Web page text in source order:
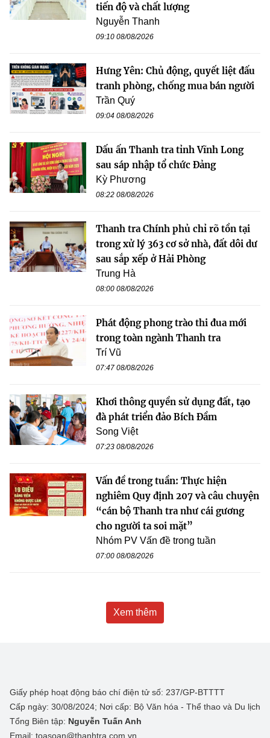
tiến độ và chất lượng
Nguyễn Thanh
09:10 08/08/2026
Hưng Yên: Chủ động, quyết liệt đấu
tranh phòng, chống mua bán người
Trần Quý
09:04 08/08/2026
Dấu ấn Thanh tra tỉnh Vĩnh Long
sau sáp nhập tổ chức Đảng
Kỳ Phương
08:22 08/08/2026
Thanh tra Chính phủ chỉ rõ tồn tại
trong xử lý 363 cơ sở nhà, đất dôi dư
sau sắp xếp ở Hải Phòng
Trung Hà
08:00 08/08/2026
Phát động phong trào thi đua mới
trong toàn ngành Thanh tra
Trí Vũ
07:47 08/08/2026
Khơi thông quyền sử dụng đất, tạo
đà phát triển đảo Bích Đầm
Song Việt
07:23 08/08/2026
Vấn đề trong tuần: Thực hiện
nghiêm Quy định 207 và câu chuyện
“cán bộ Thanh tra như cái gương
cho người ta soi mặt”
Nhóm PV Vấn đề trong tuần
07:00 08/08/2026
Xem thêm
Giấy phép hoạt động báo chí điện tử số: 237/GP-BTTTT
Cấp ngày: 30/08/2024; Nơi cấp: Bộ Văn hóa - Thể thao và Du lịch
Tổng Biên tập: Nguyễn Tuấn Anh
Email: toasoan@thanhtra.com.vn